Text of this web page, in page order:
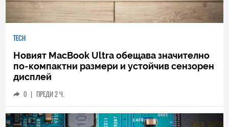
TECH
Новият MacBook Ultra обещава значително
по-компактни размери и устойчив сензорен
дисплей
0 | ПРЕДИ 2 Ч.